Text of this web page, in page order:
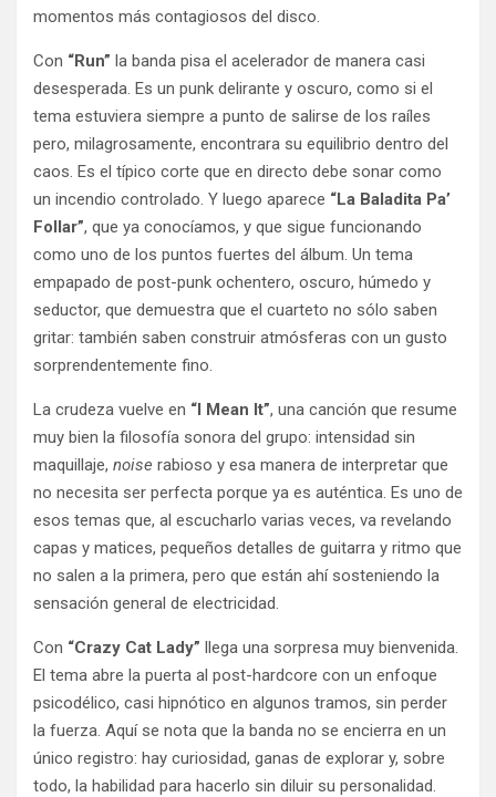
momentos más contagiosos del disco.
Con “Run” la banda pisa el acelerador de manera casi
desesperada. Es un punk delirante y oscuro, como si el
tema estuviera siempre a punto de salirse de los raíles
pero, milagrosamente, encontrara su equilibrio dentro del
caos. Es el típico corte que en directo debe sonar como
un incendio controlado. Y luego aparece “La Baladita Pa’
Follar”, que ya conocíamos, y que sigue funcionando
como uno de los puntos fuertes del álbum. Un tema
empapado de post-punk ochentero, oscuro, húmedo y
seductor, que demuestra que el cuarteto no sólo saben
gritar: también saben construir atmósferas con un gusto
sorprendentemente fino.
La crudeza vuelve en “I Mean It”, una canción que resume
muy bien la filosofía sonora del grupo: intensidad sin
maquillaje, noise rabioso y esa manera de interpretar que
no necesita ser perfecta porque ya es auténtica. Es uno de
esos temas que, al escucharlo varias veces, va revelando
capas y matices, pequeños detalles de guitarra y ritmo que
no salen a la primera, pero que están ahí sosteniendo la
sensación general de electricidad.
Con “Crazy Cat Lady” llega una sorpresa muy bienvenida.
El tema abre la puerta al post-hardcore con un enfoque
psicodélico, casi hipnótico en algunos tramos, sin perder
la fuerza. Aquí se nota que la banda no se encierra en un
único registro: hay curiosidad, ganas de explorar y, sobre
todo, la habilidad para hacerlo sin diluir su personalidad.